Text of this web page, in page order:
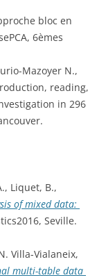
bloc en
6èmes
Mazoyer N.,
reading,
in 296
Liquet, B.,
of mixed data:
Seville.
Villa-Vialaneix,
multi-table data